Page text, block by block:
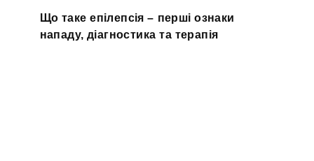
Що таке епілепсія – перші ознаки
нападу, діагностика та терапія